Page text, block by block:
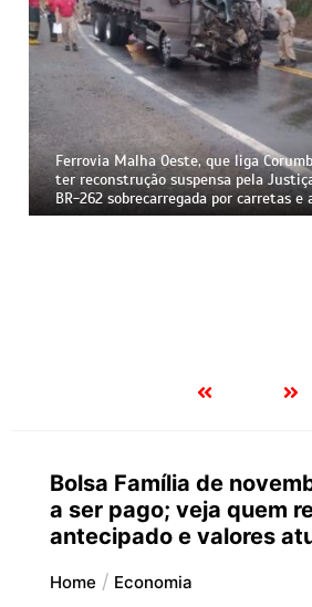
Bolsa Família de
a ser pago; veja quem
antecipado e valores
Home Economia